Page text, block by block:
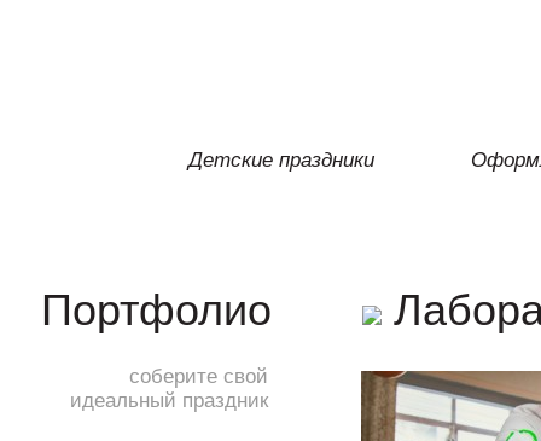
Детские праздники
соберите свой
идеальный праздник
Портфолио